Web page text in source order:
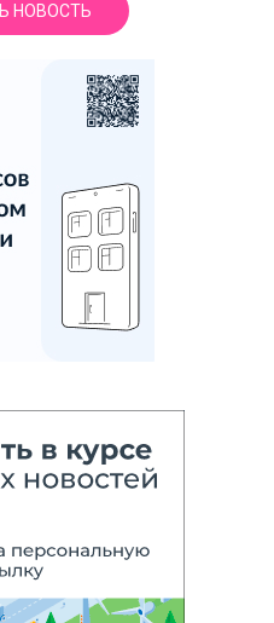
НОВОСТЬ